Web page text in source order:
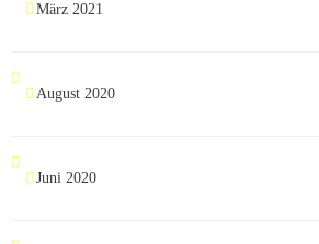
März 2021
August 2020
Juni 2020